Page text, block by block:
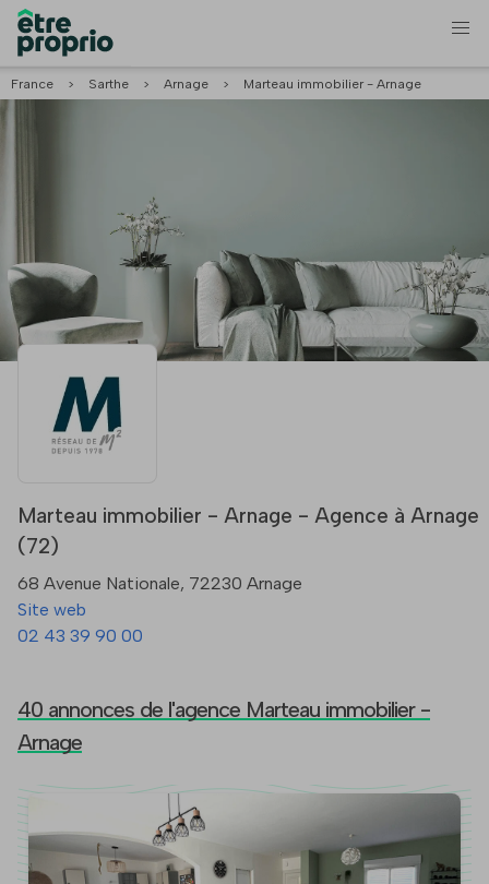
France > Sarthe > Arnage > Marteau immobilier - Arnage
Marteau immobilier - Arnage - Agence à Arnage
(72)
68 Avenue Nationale, 72230 Arnage
Site web
02 43 39 90 00
40 annonces de l'agence Marteau immobilier -
Arnage